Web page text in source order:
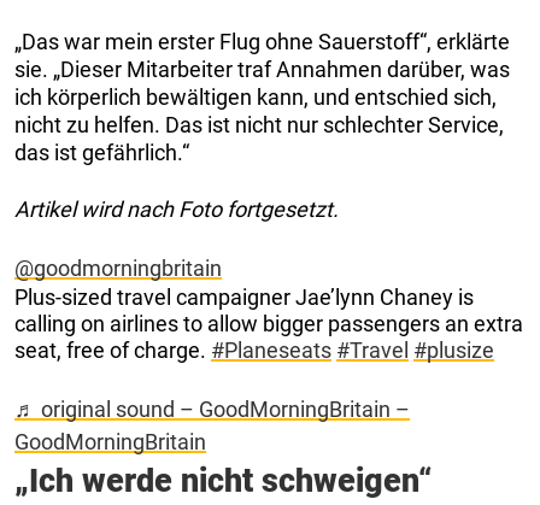
„Das war mein erster Flug ohne Sauerstoff“, erklärte
sie. „Dieser Mitarbeiter traf Annahmen darüber, was
ich körperlich bewältigen kann, und entschied sich,
nicht zu helfen. Das ist nicht nur schlechter Service,
das ist gefährlich.“
Artikel wird nach Foto fortgesetzt.
@goodmorningbritain
Plus-sized travel campaigner Jae’lynn Chaney is
calling on airlines to allow bigger passengers an extra
seat, free of charge. #Planeseats #Travel #plusize
♬ original sound – GoodMorningBritain –
GoodMorningBritain
„Ich werde nicht schweigen“